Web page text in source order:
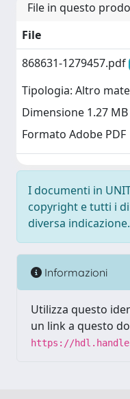
File in questo
File
868631-1279457.pdf
Tipologia: Altro
Dimensione 1.27 MB
Formato Adobe PDF
I documenti in
copyright e tutti i
diversa indicazione.
Informazioni
Utilizza questo
un link a questo
https://